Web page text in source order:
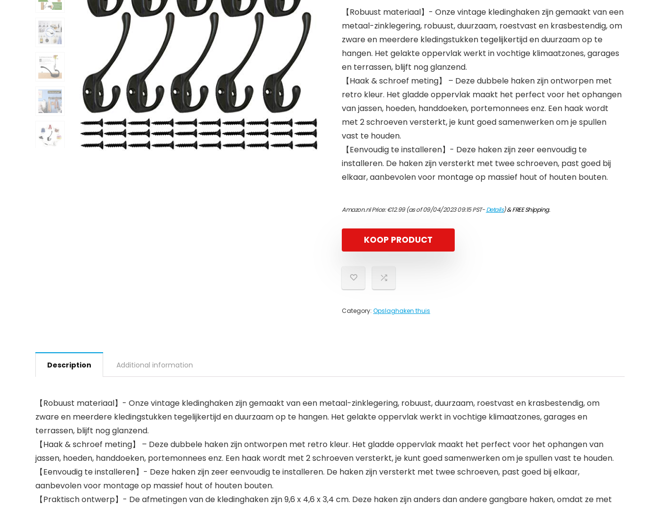
【Robuust materiaal】- Onze vintage kledinghaken zijn gemaakt van een
metaal-zinklegering, robuust, duurzaam, roestvast en krasbestendig, om
zware en meerdere kledingstukken tegelijkertijd en duurzaam op te
hangen. Het gelakte oppervlak werkt in vochtige klimaatzones, garages
en terrassen, blijft nog glanzend.
【Haak & schroef meting】 – Deze dubbele haken zijn ontworpen met
retro kleur. Het gladde oppervlak maakt het perfect voor het ophangen
van jassen, hoeden, handdoeken, portemonnees enz. Een haak wordt
met 2 schroeven versterkt, je kunt goed samenwerken om je spullen
vast te houden.
【Eenvoudig te installeren】- Deze haken zijn zeer eenvoudig te
installeren. De haken zijn versterkt met twee schroeven, past goed bij
elkaar, aanbevolen voor montage op massief hout of houten bouten.
Amazon.nl Price:€12.99(as of 09/04/2023 09:15 PST-Details)&FREE Shipping.
KOOP PRODUCT
Category: Opslaghaken thuis
Description Additional information
【Robuust materiaal】- Onze vintage kledinghaken zijn gemaakt van een metaal-zinklegering, robuust, duurzaam, roestvast en krasbestendig, om
zware en meerdere kledingstukken tegelijkertijd en duurzaam op te hangen. Het gelakte oppervlak werkt in vochtige klimaatzones, garages en
terrassen, blijft nog glanzend.
【Haak & schroef meting】 – Deze dubbele haken zijn ontworpen met retro kleur. Het gladde oppervlak maakt het perfect voor het ophangen van
jassen, hoeden, handdoeken, portemonnees enz. Een haak wordt met 2 schroeven versterkt, je kunt goed samenwerken om je spullen vast te houden.
【Eenvoudig te installeren】- Deze haken zijn zeer eenvoudig te installeren. De haken zijn versterkt met twee schroeven, past goed bij elkaar,
aanbevolen voor montage op massief hout of houten bouten.
【Praktisch ontwerp】- De afmetingen van de kledinghaken zijn 9,6 x 4,6 x 3,4 cm. Deze haken zijn anders dan andere gangbare haken, omdat ze met